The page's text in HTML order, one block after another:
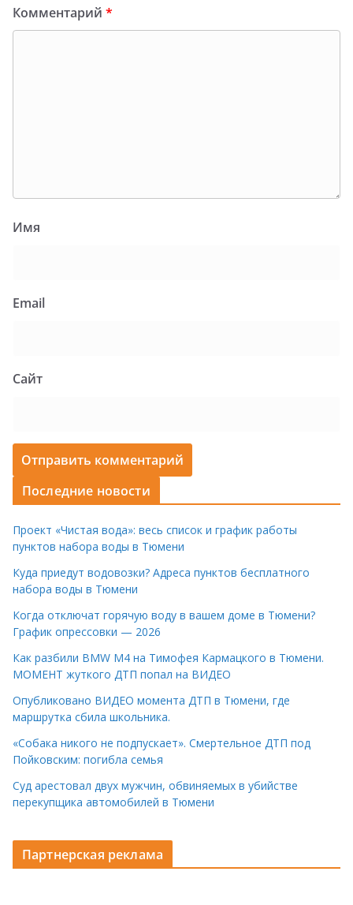
Комментарий *
Имя
Email
Сайт
Последние новости
Проект «Чистая вода»: весь список и график работы
пунктов набора воды в Тюмени
Куда приедут водовозки? Адреса пунктов бесплатного
набора воды в Тюмени
Когда отключат горячую воду в вашем доме в Тюмени?
График опрессовки — 2026
Как разбили BMW M4 на Тимофея Кармацкого в Тюмени.
МОМЕНТ жуткого ДТП попал на ВИДЕО
Опубликовано ВИДЕО момента ДТП в Тюмени, где
маршрутка сбила школьника.
«Собака никого не подпускает». Смертельное ДТП под
Пойковским: погибла семья
Суд арестовал двух мужчин, обвиняемых в убийстве
перекупщика автомобилей в Тюмени
Партнерская реклама